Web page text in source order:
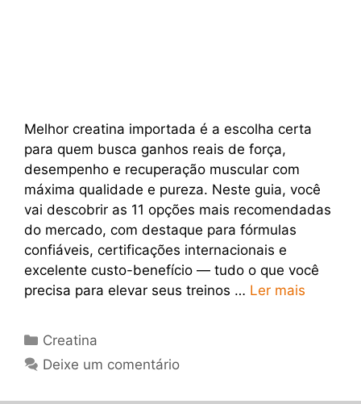
Melhor creatina importada é a escolha certa
para quem busca ganhos reais de força,
desempenho e recuperação muscular com
máxima qualidade e pureza. Neste guia, você
vai descobrir as 11 opções mais recomendadas
do mercado, com destaque para fórmulas
confiáveis, certificações internacionais e
excelente custo-benefício — tudo o que você
precisa para elevar seus treinos … Ler mais
Categorias
Creatina
Deixe um comentário